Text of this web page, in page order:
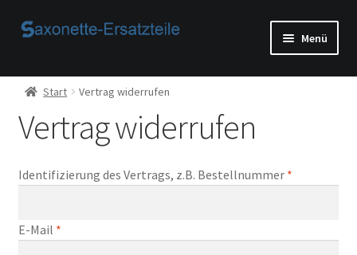
Zur
Zum
Menü
Start
AGB
Echtheit von Bewertungen
Start Vertrag widerrufen
Vertrag widerrufen
Identifizierung des Vertrags, z.B. Bestellnummer *
E-Mail *